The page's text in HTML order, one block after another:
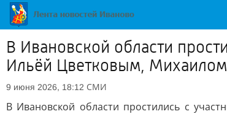
В Ивановской области
Ильёй Цветковым,
9 июня 2026, 18:12 СМИ
В Ивановской области простились с